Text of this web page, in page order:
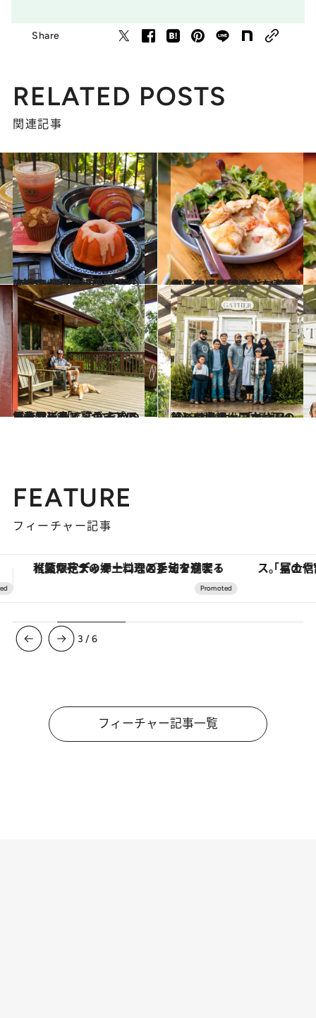
Share
RELATED POSTS
関連記事
2023.3.13
ネクストハワイ旅行で行きたい 名門ホテル直営の2大ベーカリーを ハワイの達人が徹底解剖！
旅＆お出かけ 2023.3.11
ホノルルとは違った表情を見せる もうひとつのオアフを感じに北へ ノースショアの人気スポット5選
旅＆お出かけ
2023.3.18
【ハワイ島で暮らすという贅沢】 「ここならいつでもサーフィンが できるから」デール・ホープの場合
旅＆お出かけ 2023.3.19
【ハワイ火山国立公園の麓】 ボルケーノ・ヴィレッジの農場へ 「ザ・リリ・ハウス・ファーム」
旅＆お出かけ
FEATURE
フィーチャー記事
「星のや富士」でデジタルデトックス。冨士信仰の歴史を辿り、心身を調える。 【銀座で出合う最旬美容】美髪ケアや上質
3 /6
フィーチャー記事一覧